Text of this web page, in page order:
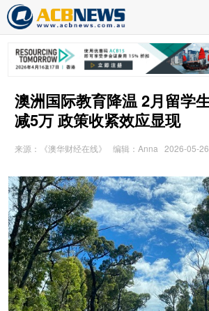
澳洲国际教育降温 2月留学
减5万 政策收紧效应显现
来源：《澳华财经在线》 编辑：Anna 2026-05-